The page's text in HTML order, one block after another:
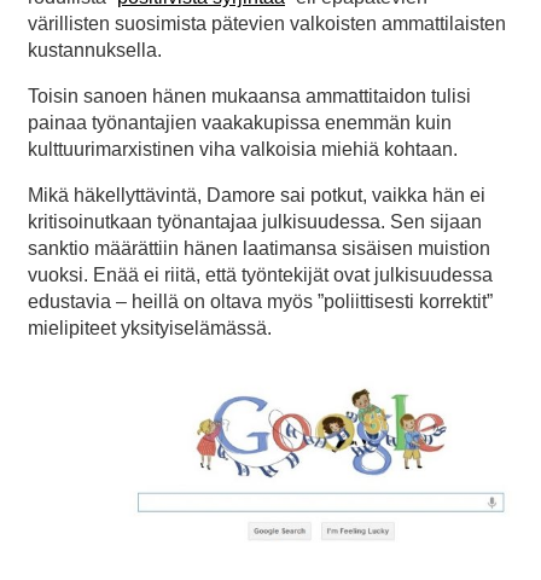
värillisten suosimista pätevien valkoisten ammattilaisten
kustannuksella.
Toisin sanoen hänen mukaansa ammattitaidon tulisi
painaa työnantajien vaakakupissa enemmän kuin
kulttuurimarxistinen viha valkoisia miehiä kohtaan.
Mikä häkellyttävintä, Damore sai potkut, vaikka hän ei
kritisoinutkaan työnantajaa julkisuudessa. Sen sijaan
sanktio määrättiin hänen laatimansa sisäisen muistion
vuoksi. Enää ei riitä, että työntekijät ovat julkisuudessa
edustavia – heillä on oltava myös ”poliittisesti korrektit”
mielipiteet yksityiselämässä.